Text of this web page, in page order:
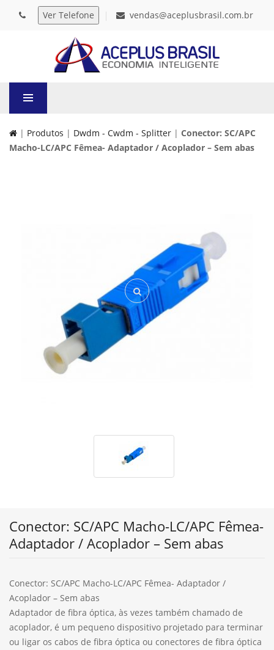
vendas@aceplusbrasil.com.br
| Produtos | Dwdm - Cwdm - Splitter | Conector: SC/APC
Macho-LC/APC Fêmea- Adaptador / Acoplador – Sem abas
Conector: SC/APC Macho-LC/APC Fêmea-
Adaptador / Acoplador – Sem abas
Conector: SC/APC Macho-LC/APC Fêmea- Adaptador /
Acoplador – Sem abas
Adaptador de fibra óptica, às vezes também chamado de
acoplador, é um pequeno dispositivo projetado para terminar
ou ligar os cabos de fibra óptica ou conectores de fibra óptica